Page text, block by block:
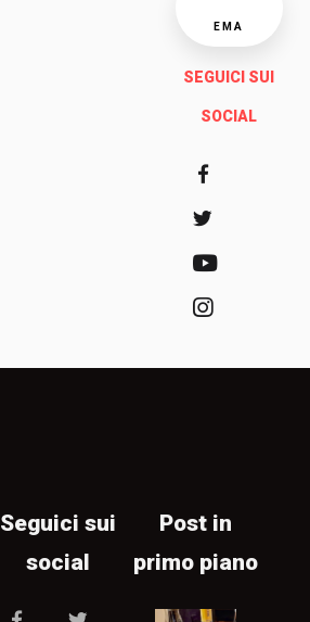
EMA
SEGUICI SUI
SOCIAL
Seguici sui
social
Post in
primo piano